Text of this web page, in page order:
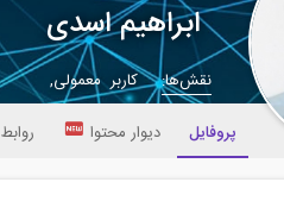
ابراهیم اسدی
نقش‌ها: کاربر معمولی,
پروفایل
دیوار محتوا روابط